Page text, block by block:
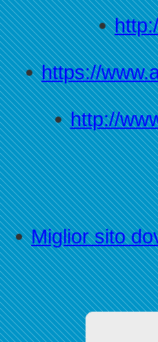
https://
http://
Miglior sito